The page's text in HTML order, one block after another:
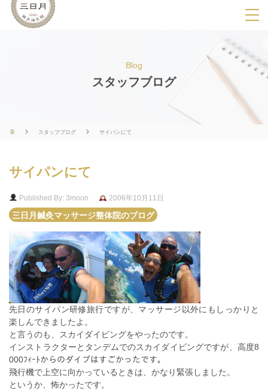
SPメニ
ー
展
用
ボ
Blog
スタッフブログ
スタッフブログ サイパンにて
サイパンにて
Published By: 3moon
2006年10月11日
三日月鍼灸マッサージ整体院のブログ
先日のサイパン研修旅行ですが、マッサージ以外にもしっかりと
楽しんできましたよ。
と言うのも、スカイダイビングをやったのです。
インストラクターとタンデムでのスカイダイビングですが、高度8
000ﾌｨｰﾄからのダイブはすごかったです。
飛行機で上空に向かっているときは、かなり緊張しました。
というか、怖かったです。